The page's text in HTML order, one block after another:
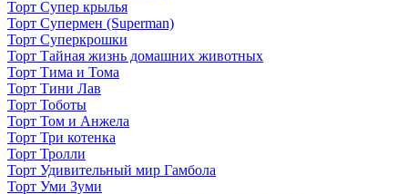
Торт Супер крылья
Торт Супермен (Superman)
Торт Суперкрошки
Торт Тайная жизнь домашних животных
Торт Тима и Тома
Торт Тини Лав
Торт Тоботы
Торт Том и Анжела
Торт Три котенка
Торт Тролли
Торт Удивительный мир Гамбола
Торт Уми Зуми